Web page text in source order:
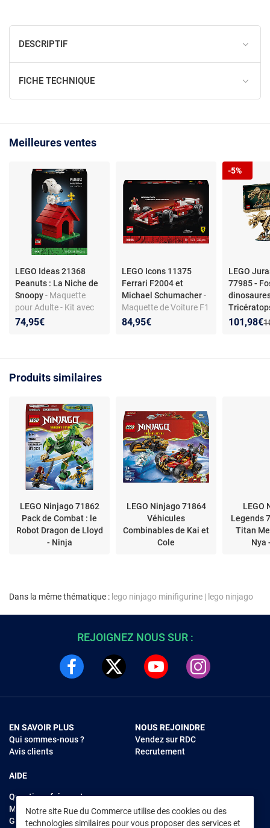
DESCRIPTIF
FICHE TECHNIQUE
Meilleures ventes
LEGO Ideas 21368
Peanuts : La Niche de
Snoopy- Maquette
pour Adulte - Kit avec
Figurines de Snoopy le
Fans de BD
74,95€
LEGO Icons 11375
Ferrari F2004 et
Michael Schumacher-
Maquette de Voiture F1
Adulte - Décoration -
84,95€
LEGO
77985 -
pièces-
Nouveau
101,98€
-5%
Produits similaires
LEGO Ninjago 71862
Pack de Combat : le
Robot Dragon de Lloyd
- Ninja
LEGO Ninjago 71864
Véhicules
Combinables de Kai et
Cole
LEGO
Legends
Titan
Nya
Dans la même thématique : lego ninjago minifigurine | lego ninjago
Notre site Rue du Commerce utilise des cookies ou des
technologies similaires pour vous proposer des services et
REJOIGNEZ NOUS SUR :
EN SAVOIR PLUS
Qui sommes-nous ?
Avis clients
AIDE
Questions fréquentes
Modes de règlements
Garantie et retours
NOUS REJOINDRE
Vendez sur RDC
Recrutement